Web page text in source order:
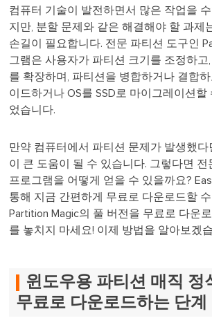
컴퓨터 기술이 발전하면서 많은 작업을
지만, 분할 문제와 같은 해결해야 할 과제
손길이 필요합니다. 전문 파티션 도구인
그램은 사용자가 파티션 크기를 조정하고
를 확장하며, 파티션을 병합하거나 결합하
이드하거나 OS를 SSD로 마이그레이션할
었습니다.
만약 컴퓨터에서 파티션 문제가 발생했다
이 큰 도움이 될 수 있습니다. 그렇다면 전
프로그램을 어떻게 얻을 수 있을까요?
통해 지금 간편하게 무료로 다운로드할
Partition Magic의 풀 버전을 무료로 다운
를 놓치지 마세요! 이제 방법을 알아보겠
윈도우용 파티션 매직 정
무료로 다운로드하는 단계